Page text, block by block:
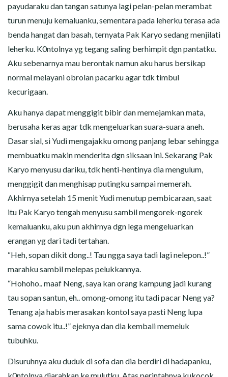
payudaraku dan tangan satunya lagi pelan-pelan merambat
turun menuju kemaluanku, sementara pada leherku terasa ada
benda hangat dan basah, ternyata Pak Karyo sedang menjilati
leherku. K0ntolnya yg tegang saling berhimpit dgn pantatku.
Aku sebenarnya mau berontak namun aku harus bersikap
normal melayani obrolan pacarku agar tdk timbul
kecurigaan.
Aku hanya dapat menggigit bibir dan memejamkan mata,
berusaha keras agar tdk mengeluarkan suara-suara aneh.
Dasar sial, si Yudi mengajakku omong panjang lebar sehingga
membuatku makin menderita dgn siksaan ini. Sekarang Pak
Karyo menyusu dariku, tdk henti-hentinya dia mengulum,
menggigit dan menghisap putingku sampai memerah.
Akhirnya setelah 15 menit Yudi menutup pembicaraan, saat
itu Pak Karyo tengah menyusu sambil mengorek-ngorek
kemaluanku, aku pun akhirnya dgn lega mengeluarkan
erangan yg dari tadi tertahan.
“Heh, sopan dikit dong..! Tau ngga saya tadi lagi nelepon..!”
marahku sambil melepas pelukkannya.
“Hohoho.. maaf Neng, saya kan orang kampung jadi kurang
tau sopan santun, eh.. omong-omong itu tadi pacar Neng ya?
Tenang aja habis merasakan kontol saya pasti Neng lupa
sama cowok itu..!” ejeknya dan dia kembali memeluk
tubuhku.
Disuruhnya aku duduk di sofa dan dia berdiri di hadapanku,